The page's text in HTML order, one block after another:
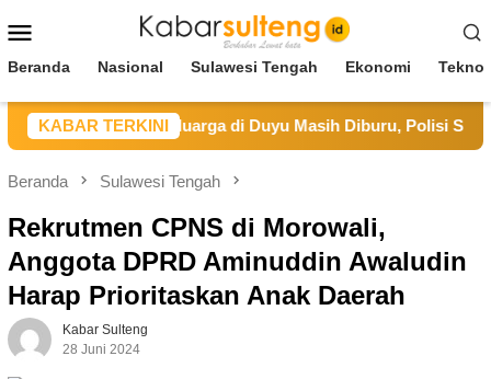
ke
Mobile
Beranda Nasional Sulawesi Tengah Ekonomi
KABAR TERKINI
Satu Keluarga di Duyu Masih Diburu, Polisi Sudah
Beranda Sulawesi Tengah
Rekrutmen CPNS di Morowali,
Anggota DPRD Aminuddin Awaludin
Harap Prioritaskan Anak Daerah
Kabar Sulteng
28 Juni 2024